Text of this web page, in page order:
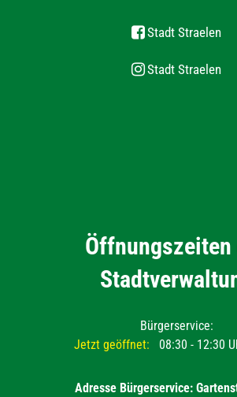
Stadt Straelen
Stadt Straelen
Öffnungszeiten
Bürgerservice:
Klicken, um weitere Öffnungs-
Jetzt geöffnet: 08:30 - 12:30
Adresse Bürgerservice: